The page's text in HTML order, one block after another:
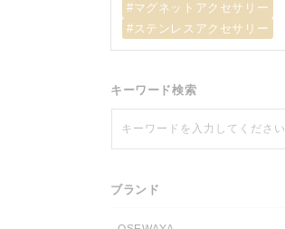
#マグネットアクセサリー
#ステンレスアクセサリー
キーワード検索
キーワードを入力してください
ブランド